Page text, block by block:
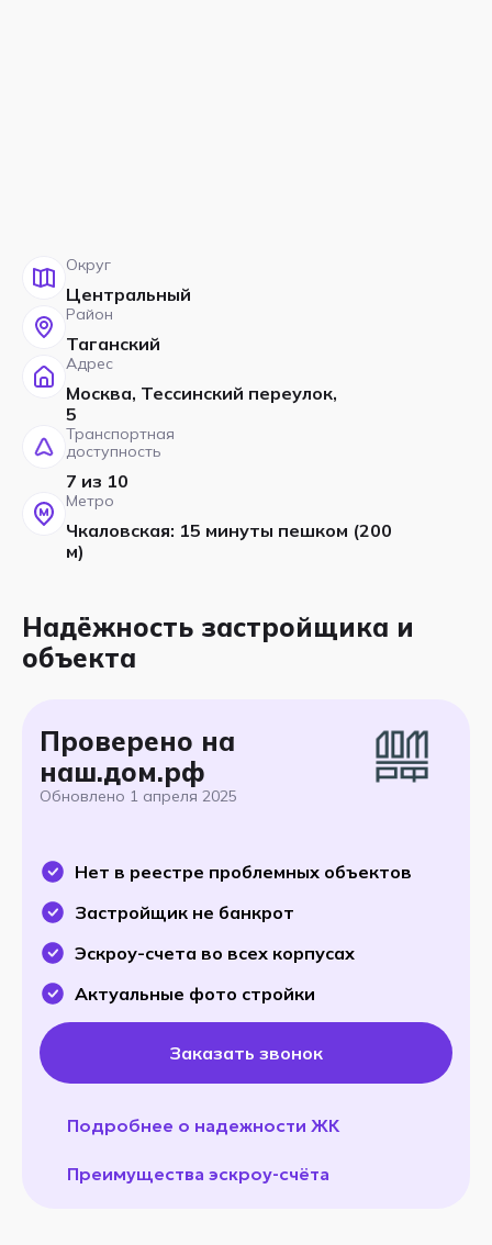
Округ
Центральный
Район
Таганский
Адрес
Москва, Тессинский переулок,
5
Транспортная
доступность
7 из 10
Метро
Чкаловская: 15 минуты пешком (200
м)
Надёжность застройщика и
объекта
Проверено на
наш.дом.рф
Обновлено 1 апреля 2025
Нет в реестре проблемных объектов
Застройщик не банкрот
Эскроу-счета во всех корпусах
Актуальные фото стройки
Заказать звонок
Подробнее о надежности ЖК
Преимущества эскроу-счёта